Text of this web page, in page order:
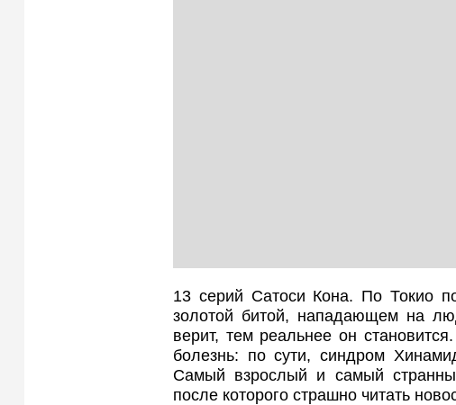
13 серий Сатоси Кона. По Токио
золотой битой, нападающем на
верит, тем реальнее он
болезнь: по сути, синдром
Самый взрослый и самый
после которого страшно читать